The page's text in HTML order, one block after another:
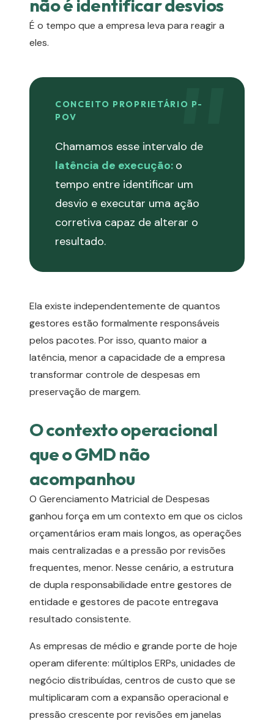
não é identificar desvios
É o tempo que a empresa leva para reagir a
eles.
CONCEITO PROPRIETÁRIO P-
POV
Chamamos esse intervalo de
latência de execução: o
tempo entre identificar um
desvio e executar uma ação
corretiva capaz de alterar o
resultado.
Ela existe independentemente de quantos
gestores estão formalmente responsáveis
pelos pacotes. Por isso, quanto maior a
latência, menor a capacidade de a empresa
transformar controle de despesas em
preservação de margem.
O contexto operacional
que o GMD não
acompanhou
O Gerenciamento Matricial de Despesas
ganhou força em um contexto em que os ciclos
orçamentários eram mais longos, as operações
mais centralizadas e a pressão por revisões
frequentes, menor. Nesse cenário, a estrutura
de dupla responsabilidade entre gestores de
entidade e gestores de pacote entregava
resultado consistente.
As empresas de médio e grande porte de hoje
operam diferente: múltiplos ERPs, unidades de
negócio distribuídas, centros de custo que se
multiplicaram com a expansão operacional e
pressão crescente por revisões em janelas